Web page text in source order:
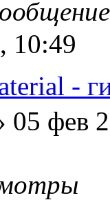
10:49
-
05 фев